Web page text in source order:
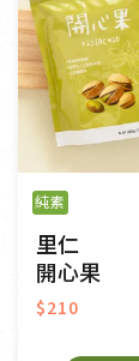
純素
里仁
開心果
$210